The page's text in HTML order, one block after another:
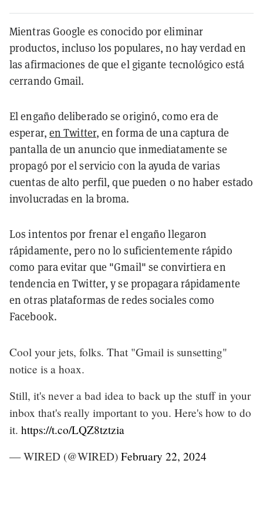
Mientras Google es conocido por eliminar
productos, incluso los populares, no hay verdad en
las afirmaciones de que el gigante tecnológico está
cerrando Gmail.
El engaño deliberado se originó, como era de
esperar, en Twitter, en forma de una captura de
pantalla de un anuncio que inmediatamente se
propagó por el servicio con la ayuda de varias
cuentas de alto perfil, que pueden o no haber estado
involucradas en la broma.
Los intentos por frenar el engaño llegaron
rápidamente, pero no lo suficientemente rápido
como para evitar que "Gmail" se convirtiera en
tendencia en Twitter, y se propagara rápidamente
en otras plataformas de redes sociales como
Facebook.
Cool your jets, folks. That "Gmail is sunsetting"
notice is a hoax.
Still, it's never a bad idea to back up the stuff in your
inbox that's really important to you. Here's how to do
it. https://t.co/LQZ8tztzia
— WIRED (@WIRED) February 22, 2024